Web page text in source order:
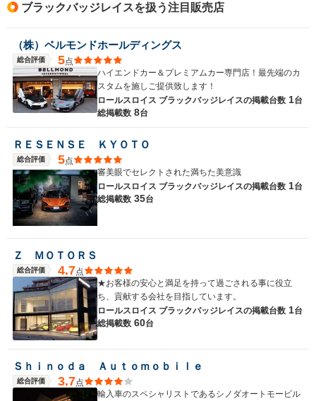
ブラックバッジレイスを扱う注目販売店
（株）ベルモンドホールディングス
総合評価 5点
ハイエンドカー＆プレミアムカー専門店！最先端のカ
スタムを施しご提供致します！
ロールスロイス ブラックバッジレイスの掲載台数 1台
総掲載数 8台
ＲＥＳＥＮＳＥ ＫＹＯＴＯ
総合評価 5点
審美眼でセレクトされた満ちた美意識
ロールスロイス ブラックバッジレイスの掲載台数 1台
総掲載数 35台
Ｚ ＭＯＴＯＲＳ
総合評価 4.7点
★お客様の安心と満足を持って過ごされる事に役立
ち、貢献する会社を目指しています。
ロールスロイス ブラックバッジレイスの掲載台数 1台
総掲載数 60台
Ｓｈｉｎｏｄａ Ａｕｔｏｍｏｂｉｌｅ
総合評価 3.7点
輸入車のスペシャリストであるシノダオートモービル